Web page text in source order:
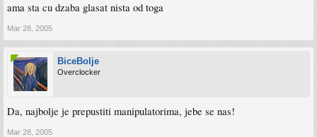
ama sta cu dzaba glasat nista od toga
Mar 28, 2005
BiceBolje
Overclocker
Da, najbolje je prepustiti manipulatorima, jebe se nas!
Mar 28, 2005